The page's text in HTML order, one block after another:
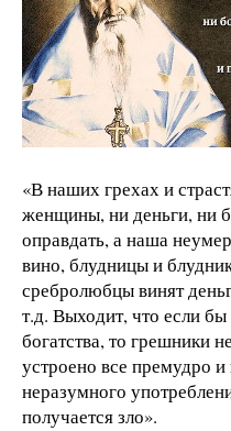
«В наших грехах и
женщины, ни деньги, ни
оправдать, а наша
вино, блудницы и
сребролюбцы винят
т.д. Выходит, что если
богатства, то грешники
устроено все премудро
неразумного
получается зло».